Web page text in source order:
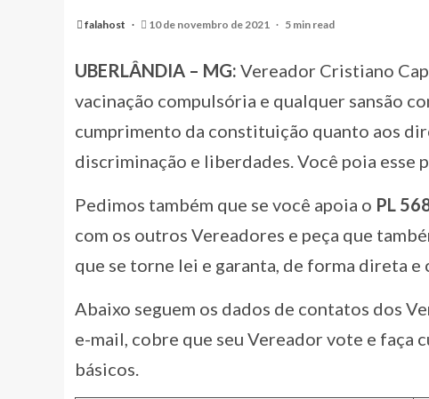
falahost 10 de novembro de 2021 5 min read
UBERLÂNDIA – MG: Vereador Cristiano
vacinação compulsória e qualquer sansão
cumprimento da constituição quanto aos
discriminação e liberdades. Você poia esse
Pedimos também que se você apoia o PL
com os outros Vereadores e peça que
que se torne lei e garanta, de forma direta e
Abaixo seguem os dados de contatos dos
e-mail, cobre que seu Vereador vote e
básicos.